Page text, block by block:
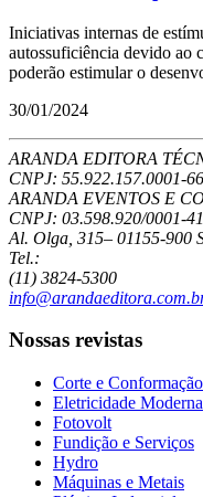
Iniciativas internas de
autossuficiência devido ao
poderão estimular o
30/01/2024
ARANDA EDITORA
CNPJ: 55.922.157.0001-66
ARANDA EVENTOS E
CNPJ: 03.598.920/0001-41
Al. Olga, 315– 01155-900
Tel.:
(11) 3824-5300
Nossas revistas
Corte e
Eletricidade Moderna
Fotovolt
Fundição e Serviços
Hydro
Máquinas e Metais